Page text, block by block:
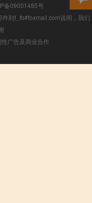
备09001485号
到f_fb#foxmail.com说明，我们
广告及商业合作